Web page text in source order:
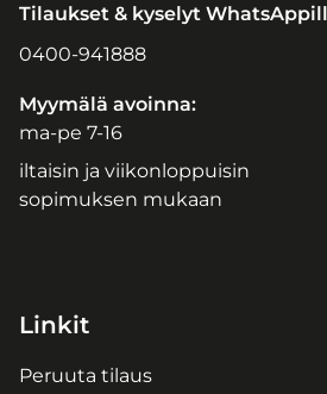
Tilaukset & kyselyt
0400-941888
Myymälä avoinna:
ma-pe 7-16
iltaisin ja viikonloppuisin
sopimuksen mukaan
Linkit
Peruuta tilaus